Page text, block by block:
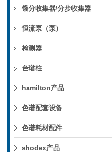
馏分收集器/分步收集器
恒流泵（泵）
检测器
色谱柱
hamilton产品
色谱配套设备
色谱耗材配件
shodex产品